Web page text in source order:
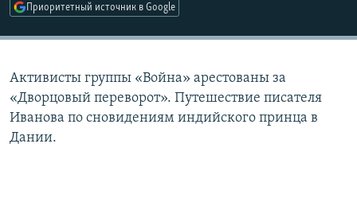
Приоритетный источник в Google
Активисты группы «Война» арестованы за
«Дворцовый переворот». Путешествие писателя
Иванова по сновидениям индийского принца в
Дании.